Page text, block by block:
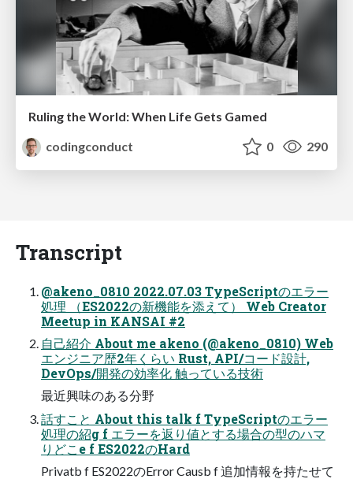
Ruling the World: When Life Gets Gamed
codingconduct
0 290
Transcript
@akeno_0810 2022.07.03 TypeScriptのエラー
処理 （ES2022の新機能を添えて） Web Creator
Meetup in KANSAI #2
自己紹介 About me akeno (@akeno_0810) Web
エンジニア歴2年くらい Rust, API/コード設計,
DevOps/開発の効率化 触っている技術
最近興味のある分野
話すこと About this talk f TypeScriptのエラー
処理の紹g f エラーを返り値とする場合の型のハマ
りどこe f ES2022のHard
Privatb f ES2022のError Causb f 追加情報を持たせて